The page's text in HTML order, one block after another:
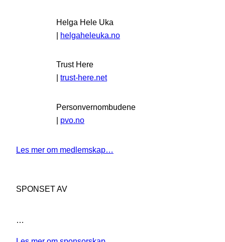
Helga Hele Uka
| helgaheleuka.no
Trust Here
trust-here.net
Personvernombudene
| pvo.no
Les mer om medlemskap…
SPONSET AV
…